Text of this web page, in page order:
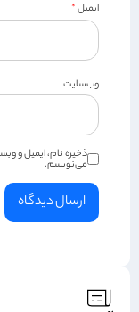
ایمیل*
وب‌سایت
ذخیره نام، ایمیل و
می‌نویسم.